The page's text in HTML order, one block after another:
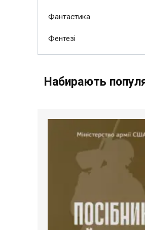
Фантастика
Фентезі
Набирають